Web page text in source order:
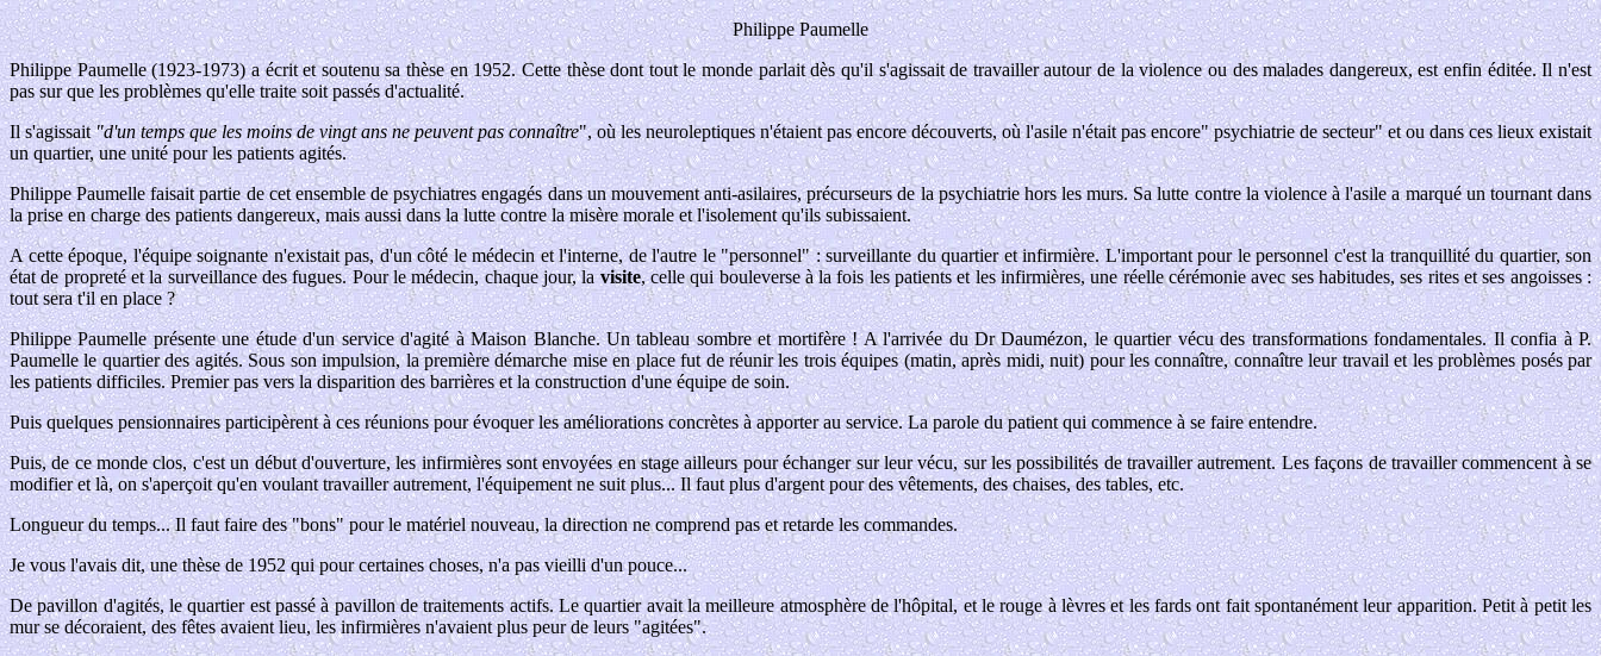
Philippe Paumelle
Philippe Paumelle (1923-1973) a écrit et soutenu sa thèse en 1952. Cette thèse dont tout le monde parlait dès qu'il s'agissait de travailler autour de la violence ou des malades dangereux, est enfin éditée. Il n'est
pas sur que les problèmes qu'elle traite soit passés d'actualité.
Il s'agissait"d'un temps que les moins de vingt ans ne peuvent pas connaître", où les neuroleptiques n'étaient pas encore découverts, où l'asile n'était pas encore" psychiatrie de secteur" et ou dans ces lieux existait
un quartier, une unité pour les patients agités.
Philippe Paumelle faisait partie de cet ensemble de psychiatres engagés dans un mouvement anti-asilaires, précurseurs de la psychiatrie hors les murs. Sa lutte contre la violence à l'asile a marqué un tournant dans
la prise en charge des patients dangereux, mais aussi dans la lutte contre la misère morale et l'isolement qu'ils subissaient.
A cette époque, l'équipe soignante n'existait pas, d'un côté le médecin et l'interne, de l'autre le "personnel" : surveillante du quartier et infirmière. L'important pour le personnel c'est la tranquillité du quartier, son
état de propreté et la surveillance des fugues. Pour le médecin, chaque jour, lavisite, celle qui bouleverse à la fois les patients et les infirmières, une réelle cérémonie avec ses habitudes, ses rites et ses angoisses :
tout sera t'il en place ?
Philippe Paumelle présente une étude d'un service d'agité à Maison Blanche. Un tableau sombre et mortifère ! A l'arrivée du Dr Daumézon, le quartier vécu des transformations fondamentales. Il confia à P.
Paumelle le quartier des agités. Sous son impulsion, la première démarche mise en place fut de réunir les trois équipes (matin, après midi, nuit) pour les connaître, connaître leur travail et les problèmes posés par
les patients difficiles. Premier pas vers la disparition des barrières et la construction d'une équipe de soin.
Puis quelques pensionnaires participèrent à ces réunions pour évoquer les améliorations concrètes à apporter au service. La parole du patient qui commence à se faire entendre.
Puis, de ce monde clos, c'est un début d'ouverture, les infirmières sont envoyées en stage ailleurs pour échanger sur leur vécu, sur les possibilités de travailler autrement. Les façons de travailler commencent à se
modifier et là, on s'aperçoit qu'en voulant travailler autrement, l'équipement ne suit plus... Il faut plus d'argent pour des vêtements, des chaises, des tables, etc.
Longueur du temps... Il faut faire des "bons" pour le matériel nouveau, la direction ne comprend pas et retarde les commandes.
Je vous l'avais dit, une thèse de 1952 qui pour certaines choses, n'a pas vieilli d'un pouce...
De pavillon d'agités, le quartier est passé à pavillon de traitements actifs. Le quartier avait la meilleure atmosphère de l'hôpital, et le rouge à lèvres et les fards ont fait spontanément leur apparition. Petit à petit les
mur se décoraient, des fêtes avaient lieu, les infirmières n'avaient plus peur de leurs "agitées".